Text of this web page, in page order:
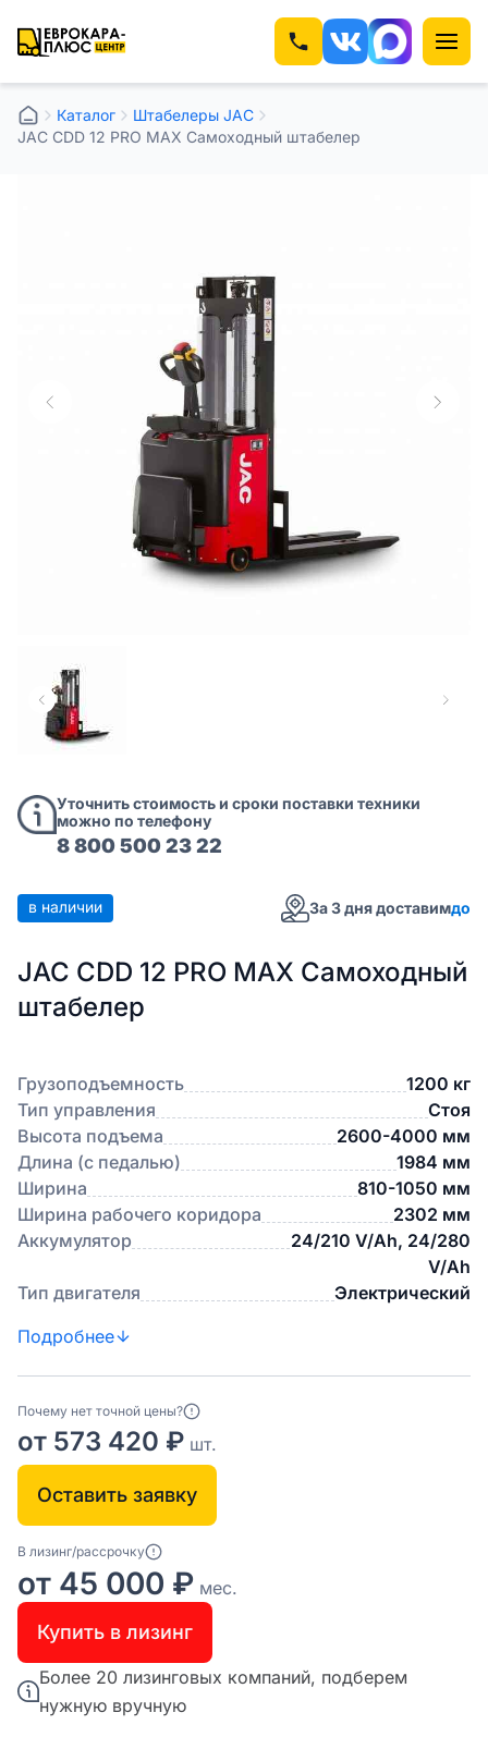
Каталог
Штабелеры JAC
JAC CDD 12 PRO MAX Самоходный штабелер
Уточнить стоимость и сроки поставки техники
можно по телефону
8 800 500 23 22
в наличии За 3 дня доставимдо
JAC CDD 12 PRO MAX Самоходный
штабелер
Грузоподъемность
1200 кг
Тип управления
Стоя
Высота подъема
2600-4000 мм
Длина (с педалью)
1984 мм
Ширина
810-1050 мм
Ширина рабочего коридора
2302 мм
Аккумулятор
24/210 V/Ah, 24/280
V/Ah
Тип двигателя
Электрический
Подробнее
Почему нет точной цены?
от 573 420 ₽ шт.
Оставить заявку
В лизинг/рассрочку
от 45 000 ₽ мес.
Купить в лизинг
Более 20 лизинговых компаний, подберем
нужную вручную